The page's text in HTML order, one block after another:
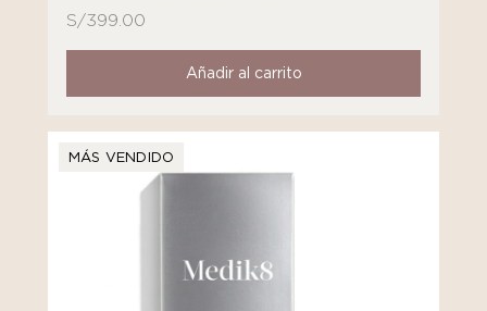
S/399.00
Añadir al carrito
MÁS VENDIDO